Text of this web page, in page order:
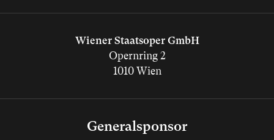
Generalsponsor
Wiener Staatsoper GmbH
Opernring 2
1010 Wien